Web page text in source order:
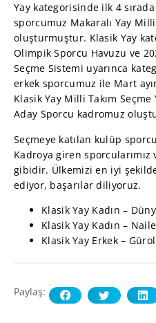
Yay kategorisinde ilk 4
sporcumuz Makaralı Yay Milli
oluşturmuştur. Klasik Yay
Olimpik Sporcu Havuzu ve
Seçme Sistemi uyarınca
erkek sporcumuz ile Mart
Klasik Yay Milli Takım Seçme
Aday Sporcu kadromuz
Seçmeye katılan kulüp
Kadroya giren
gibidir. Ülkemizi en iyi
ediyor, başarılar diliyoruz.
Klasik Yay Kadın –
Klasik Yay Kadın –
Klasik Yay Erkek – Gürol
Paylaş: